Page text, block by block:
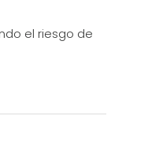
el riesgo de